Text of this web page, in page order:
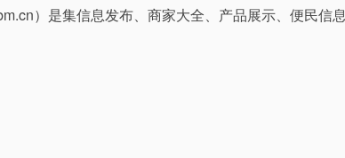
）是集信息发布、商家大全、产品展示、便民信